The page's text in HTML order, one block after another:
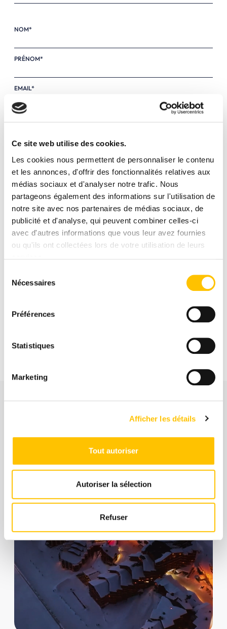
Ce site web utilise des cookies.
Les cookies nous permettent de personnaliser le contenu
et les annonces, d'offrir des fonctionnalités relatives aux
médias sociaux et d'analyser notre trafic. Nous
partageons également des informations sur l'utilisation de
notre site avec nos partenaires de médias sociaux, de
publicité et d'analyse, qui peuvent combiner celles-ci
avec d'autres informations que vous leur avez fournies
ou qu'ils ont collectées lors de votre utilisation de leurs
Nécessaires
Préférences
Statistiques
Marketing
Afficher les détails
Tout autoriser
Autoriser la sélection
Refuser
NOM*
PRÉNOM*
EMAIL*
J'accepte le traitement de mes informations dans le cadre de ma demande,
conformément à la politique de confidentialité de ce site.
Nous trouver
à Val Thorens